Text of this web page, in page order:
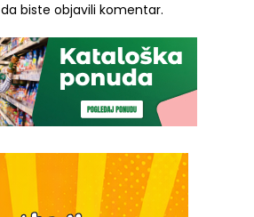
da biste objavili komentar.